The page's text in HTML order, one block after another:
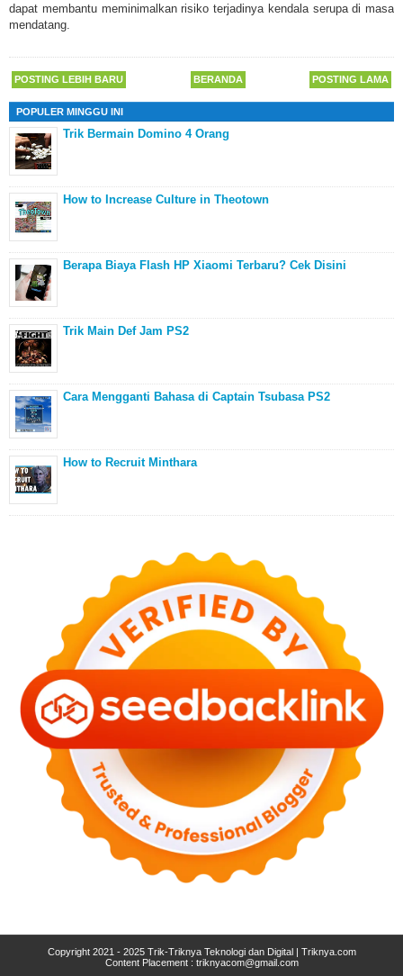
dapat membantu meminimalkan risiko terjadinya kendala serupa di masa
mendatang.
POSTING LEBIH BARU POSTING LAMA
BERANDA
POPULER MINGGU INI
Trik Bermain Domino 4 Orang
How to Increase Culture in Theotown
Berapa Biaya Flash HP Xiaomi Terbaru? Cek Disini
Trik Main Def Jam PS2
Cara Mengganti Bahasa di Captain Tsubasa PS2
How to Recruit Minthara
Copyright 2021 - 2025 Trik-Triknya Teknologi dan Digital | Triknya.com
Content Placement : triknyacom@gmail.com